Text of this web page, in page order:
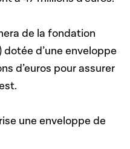
de la fondation
dotée d’une enveloppe
d’euros pour assurer
une enveloppe de